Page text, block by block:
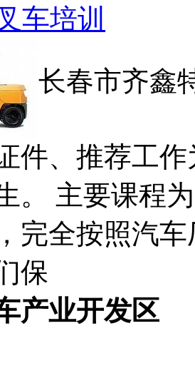
车培训
长春市齐鑫
件、推荐工
。 主要课程
完全按照汽
保
产业开发区